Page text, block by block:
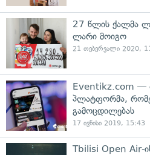
27 წლის ქალმა
ლარი მოიგო
21 თებერვალი 2020,
Eventikz.com —
პლატფორმა,
გამოცდილებას
17 ივნისი 2019, 15:43
Tbilisi Open Air-